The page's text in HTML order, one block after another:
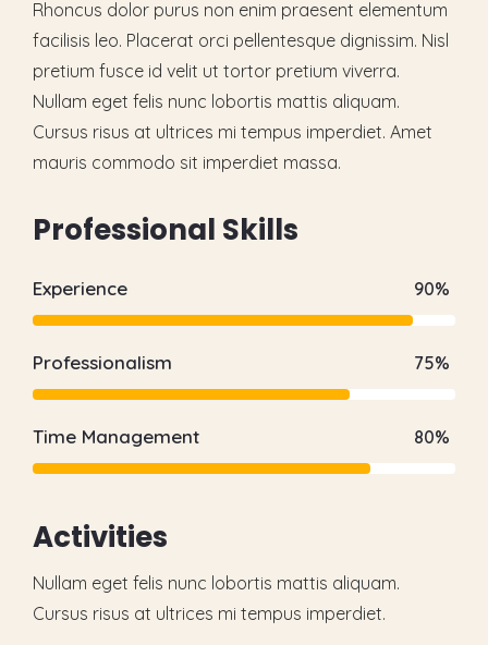
Rhoncus dolor purus non enim praesent elementum
facilisis leo. Placerat orci pellentesque dignissim. Nisl
pretium fusce id velit ut tortor pretium viverra.
Nullam eget felis nunc lobortis mattis aliquam.
Cursus risus at ultrices mi tempus imperdiet. Amet
mauris commodo sit imperdiet massa.
Professional Skills
Experience 90%
Professionalism 75%
Time Management 80%
Activities
Nullam eget felis nunc lobortis mattis aliquam.
Cursus risus at ultrices mi tempus imperdiet.